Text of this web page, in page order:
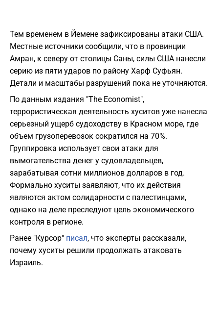
Тем временем в Йемене зафиксированы атаки США.
Местные источники сообщили, что в провинции
Амран, к северу от столицы Саны, силы США нанесли
серию из пяти ударов по району Харф Суфьян.
Детали и масштабы разрушений пока не уточняются.
По данным издания "The Economist",
террористическая деятельность хуситов уже нанесла
серьезный ущерб судоходству в Красном море, где
объем грузоперевозок сократился на 70%.
Группировка использует свои атаки для
вымогательства денег у судовладельцев,
зарабатывая сотни миллионов долларов в год.
Формально хуситы заявляют, что их действия
являются актом солидарности с палестинцами,
однако на деле преследуют цель экономического
контроля в регионе.
Ранее "Курсор" писал, что эксперты рассказали,
почему хуситы решили продолжать атаковать
Израиль.